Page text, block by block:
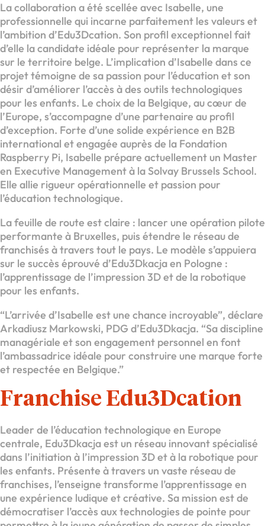
La collaboration a été scellée avec Isabelle, une
professionnelle qui incarne parfaitement les valeurs et
l’ambition d’Edu3Dcation. Son profil exceptionnel fait
d’elle la candidate idéale pour représenter la marque
sur le territoire belge. L’implication d’Isabelle dans ce
projet témoigne de sa passion pour l’éducation et son
désir d’améliorer l’accès à des outils technologiques
pour les enfants. Le choix de la Belgique, au cœur de
l’Europe, s’accompagne d’une partenaire au profil
d’exception. Forte d’une solide expérience en B2B
international et engagée auprès de la Fondation
Raspberry Pi, Isabelle prépare actuellement un Master
en Executive Management à la Solvay Brussels School.
Elle allie rigueur opérationnelle et passion pour
l’éducation technologique.
La feuille de route est claire : lancer une opération pilote
performante à Bruxelles, puis étendre le réseau de
franchisés à travers tout le pays. Le modèle s’appuiera
sur le succès éprouvé d’Edu3Dkacja en Pologne :
l’apprentissage de l’impression 3D et de la robotique
pour les enfants.
“L’arrivée d’Isabelle est une chance incroyable”, déclare
Arkadiusz Markowski, PDG d’Edu3Dkacja. “Sa discipline
managériale et son engagement personnel en font
l’ambassadrice idéale pour construire une marque forte
et respectée en Belgique.”
Franchise Edu3Dcation
Leader de l’éducation technologique en Europe
centrale, Edu3Dkacja est un réseau innovant spécialisé
dans l’initiation à l’impression 3D et à la robotique pour
les enfants. Présente à travers un vaste réseau de
franchises, l’enseigne transforme l’apprentissage en
une expérience ludique et créative. Sa mission est de
démocratiser l’accès aux technologies de pointe pour